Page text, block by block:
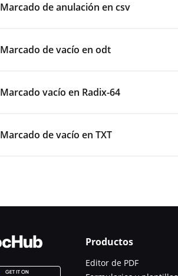
Marcado de anulación en csv
Marcado de vacío en odt
Marcado vacío en Radix-64
Marcado de vacío en TXT
Productos
Editor de PDF